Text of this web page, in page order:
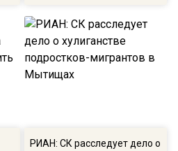
РИАН: СК расследует дело о